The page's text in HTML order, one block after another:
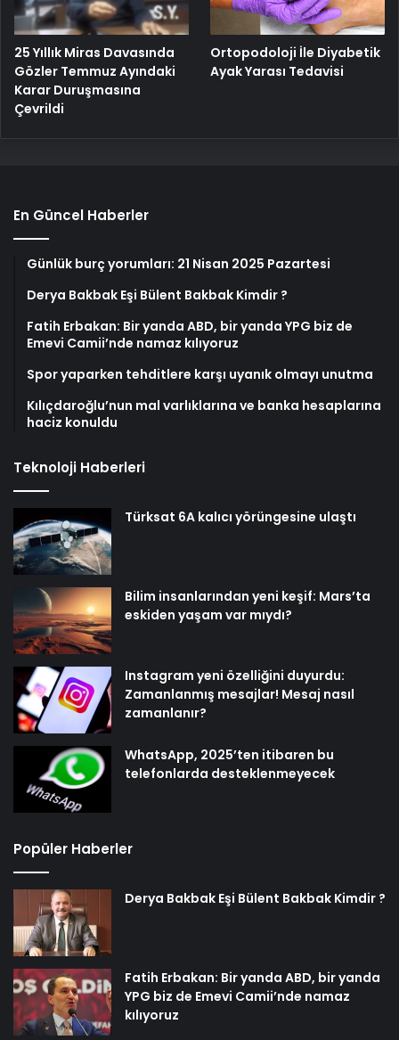
25 Yıllık Miras Davasında
Gözler Temmuz Ayındaki
Karar Duruşmasına
Çevrildi
Ortopodoloji İle Diyabetik
Ayak Yarası Tedavisi
En Güncel Haberler
Günlük burç yorumları: 21 Nisan 2025 Pazartesi
Derya Bakbak Eşi Bülent Bakbak Kimdir ?
Fatih Erbakan: Bir yanda ABD, bir yanda YPG biz de
Emevi Camii’nde namaz kılıyoruz
Spor yaparken tehditlere karşı uyanık olmayı unutma
Kılıçdaroğlu’nun mal varlıklarına ve banka hesaplarına
haciz konuldu
Teknoloji Haberleri
Türksat 6A kalıcı yörüngesine ulaştı
Bilim insanlarından yeni keşif: Mars’ta
eskiden yaşam var mıydı?
Instagram yeni özelliğini duyurdu:
Zamanlanmış mesajlar! Mesaj nasıl
zamanlanır?
WhatsApp, 2025’ten itibaren bu
telefonlarda desteklenmeyecek
Popüler Haberler
Derya Bakbak Eşi Bülent Bakbak Kimdir ?
Fatih Erbakan: Bir yanda ABD, bir yanda
YPG biz de Emevi Camii’nde namaz
kılıyoruz